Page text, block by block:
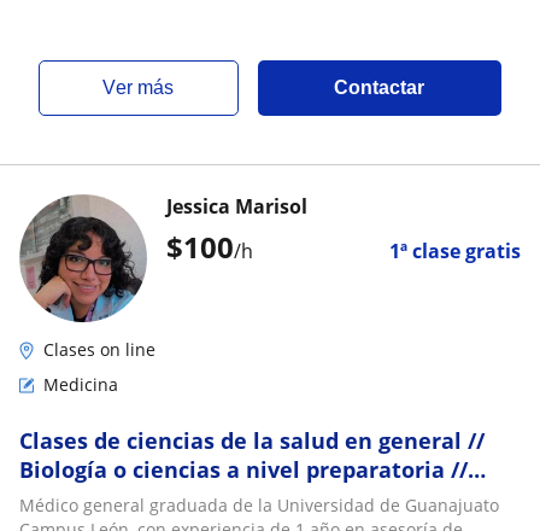
ver más Contactar
$100/h 1ª clase gratis
Jessica Marisol
Clases on line
Medicina
Clases de ciencias de la salud en general //
Biología o ciencias a nivel preparatoria //
Temario para ingreso a universidad
Médico general graduada de la Universidad de Guanajuato